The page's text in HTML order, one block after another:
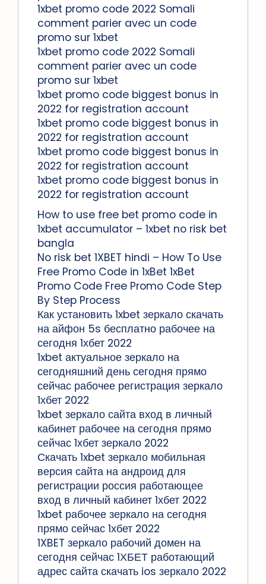
1xbet promo code 2022 Somali
comment parier avec un code
promo sur 1xbet
1xbet promo code 2022 Somali
comment parier avec un code
promo sur 1xbet
1xbet promo code biggest bonus in
2022 for registration account
1xbet promo code biggest bonus in
2022 for registration account
1xbet promo code biggest bonus in
2022 for registration account
1xbet promo code biggest bonus in
2022 for registration account
How to use free bet promo code in
1xbet accumulator – 1xbet no risk bet
bangla
No risk bet 1XBET hindi – How To Use
Free Promo Code in 1xBet 1xBet
Promo Code Free Promo Code Step
By Step Process
Как установить 1xbet зеркало скачать
на айфон 5s бесплатно рабочее на
сегодня 1хбет 2022
1xbet актуальное зеркало на
сегодняшний день сегодня прямо
сейчас рабочее регистрация зеркало
1хбет 2022
1xbet зеркало сайта вход в личный
кабинет рабочее на сегодня прямо
сейчас 1хбет зеркало 2022
Скачать 1xbet зеркало мобильная
версия сайта на андроид для
регистрации россия работающее
вход в личный кабинет 1хбет 2022
1xbet рабочее зеркало на сегодня
прямо сейчас 1хбет 2022
1XBET зеркало рабочий домен на
сегодня сейчас 1ХБЕТ работающий
адрес сайта скачать ios зеркало 2022